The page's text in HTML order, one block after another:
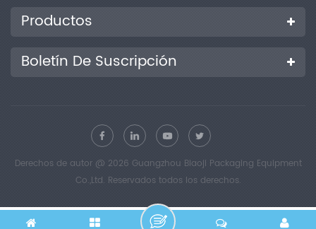
Productos
Boletín De Suscripción
Derechos de autor @ 2026 Guangzhou Biaoji Packaging Equipment
Co.,Ltd. Reservados todos los derechos.